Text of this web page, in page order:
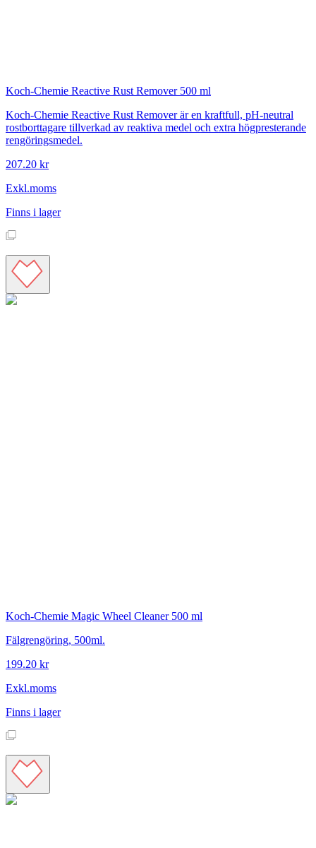
Koch-Chemie Reactive Rust Remover 500 ml
Koch-Chemie Reactive Rust Remover är en kraftfull, pH-neutral
rostborttagare tillverkad av reaktiva medel och extra högpresterande
rengöringsmedel.
207.20 kr
Exkl.moms
Finns i lager
Koch-Chemie Magic Wheel Cleaner 500 ml
Fälgrengöring, 500ml.
199.20 kr
Exkl.moms
Finns i lager